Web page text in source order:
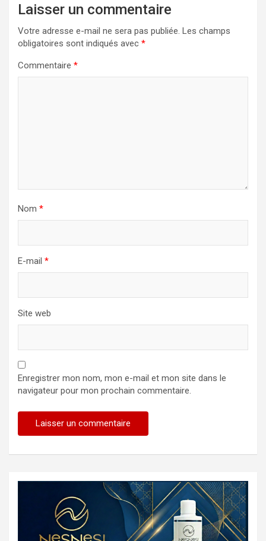
Laisser un commentaire
Votre adresse e-mail ne sera pas publiée. Les champs
obligatoires sont indiqués avec *
Commentaire *
Nom *
E-mail *
Site web
Enregistrer mon nom, mon e-mail et mon site dans le
navigateur pour mon prochain commentaire.